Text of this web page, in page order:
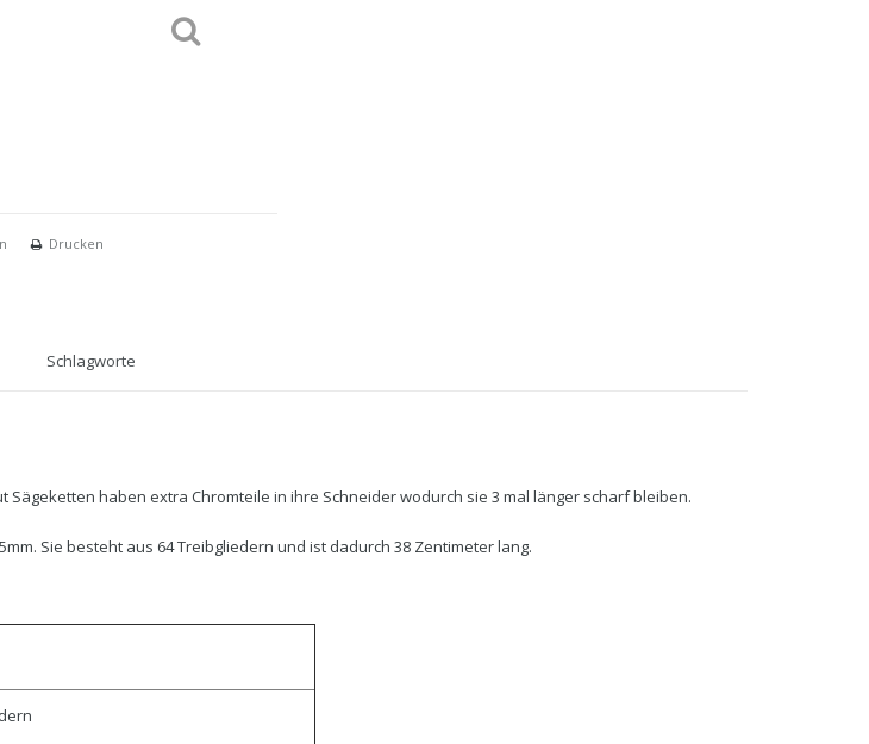
Drucken
Schlagworte
Sägeketten haben extra Chromteile in ihre Schneider wodurch sie 3 mal länger scharf bleiben.
Sie besteht aus 64 Treibgliedern und ist dadurch 38 Zentimeter lang.